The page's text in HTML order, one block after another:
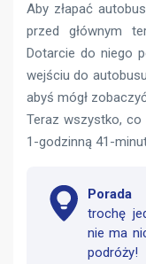
Aby złapać
przed głównym
Dotarcie do niego
wejściu do
abyś mógł
Teraz wszystko,
1-godzinną 41-
Porada
trochę
nie ma
podróży!